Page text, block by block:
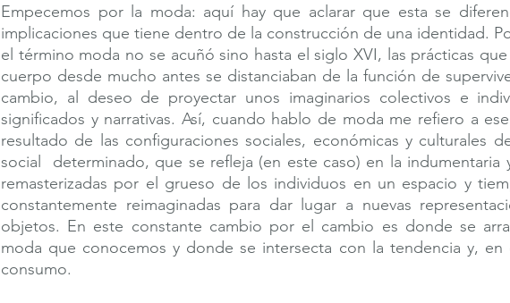
Empecemos por la moda: aquí hay que aclarar que esta se
implicaciones que tiene dentro de la construcción de una identidad.
el término moda no se acuñó sino hasta el siglo XVI, las prácticas
cuerpo desde mucho antes se distanciaban de la función de
cambio, al deseo de proyectar unos imaginarios colectivos e
significados y narrativas. Así, cuando hablo de moda me refiero a
resultado de las configuraciones sociales, económicas y culturales
social  determinado, que se refleja (en este caso) en la indumentaria
remasterizadas por el grueso de los individuos en un espacio y
constantemente reimaginadas para dar lugar a nuevas
objetos. En este constante cambio por el cambio es donde se
moda que conocemos y donde se intersecta con la tendencia y, en
consumo.